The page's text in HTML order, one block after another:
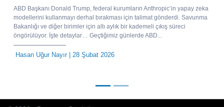
ABD Başkanı Donald Trump, federal kurumların Anthropic’in yapay zeka
modellerini kullanmayı derhal bırakması için talimat gönderdi. Savunma
Bakanlığı ve diğer birimler için altı aylık bir kademeli çıkış süreci
öngörülüyor. İşte detaylar… Geçtiğimiz günlerde ABD...
Hasan Uğur Nayır| 28 Şubat 2026